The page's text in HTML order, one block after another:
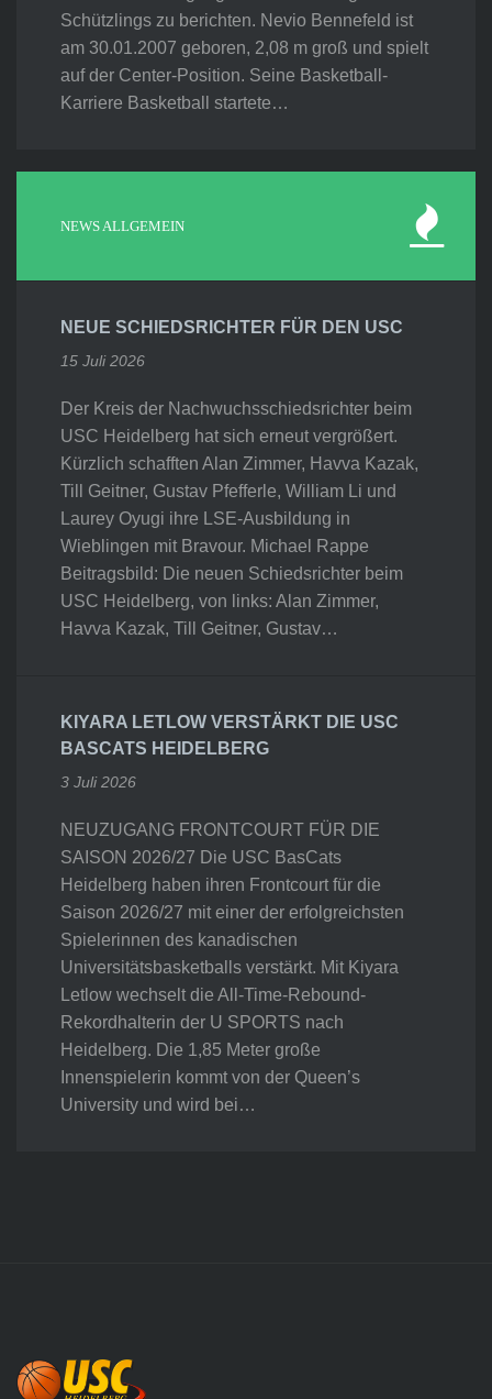
Schützlings zu berichten. Nevio Bennefeld ist
am 30.01.2007 geboren, 2,08 m groß und spielt
auf der Center-Position. Seine Basketball-
Karriere Basketball startete…
NEWS ALLGEMEIN
NEUE SCHIEDSRICHTER FÜR DEN USC
15 Juli 2026
Der Kreis der Nachwuchsschiedsrichter beim
USC Heidelberg hat sich erneut vergrößert.
Kürzlich schafften Alan Zimmer, Havva Kazak,
Till Geitner, Gustav Pfefferle, William Li und
Laurey Oyugi ihre LSE-Ausbildung in
Wieblingen mit Bravour. Michael Rappe
Beitragsbild: Die neuen Schiedsrichter beim
USC Heidelberg, von links: Alan Zimmer,
Havva Kazak, Till Geitner, Gustav…
KIYARA LETLOW VERSTÄRKT DIE USC
BASCATS HEIDELBERG
3 Juli 2026
NEUZUGANG FRONTCOURT FÜR DIE
SAISON 2026/27 Die USC BasCats
Heidelberg haben ihren Frontcourt für die
Saison 2026/27 mit einer der erfolgreichsten
Spielerinnen des kanadischen
Universitätsbasketballs verstärkt. Mit Kiyara
Letlow wechselt die All-Time-Rebound-
Rekordhalterin der U SPORTS nach
Heidelberg. Die 1,85 Meter große
Innenspielerin kommt von der Queen’s
University und wird bei…